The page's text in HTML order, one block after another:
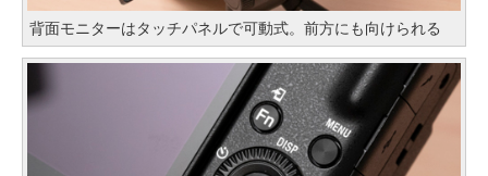
背面モニターはタッチパネルで可動式。前方にも向けられる